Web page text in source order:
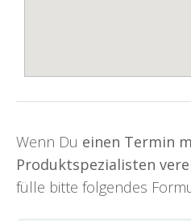
Wenn Du einen Termin
Produktspezialisten
fülle bitte folgendes